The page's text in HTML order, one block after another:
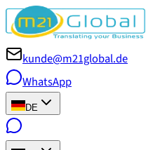
kunde@m21global.de
WhatsApp
DE